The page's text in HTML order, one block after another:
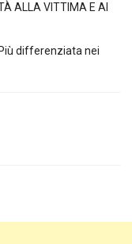
ALLA VITTIMA E AI
differenziata nei